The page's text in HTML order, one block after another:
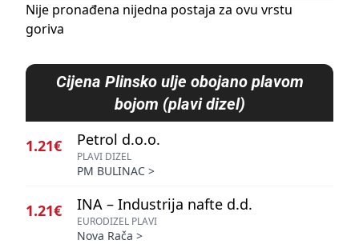
Nije pronađena nijedna postaja za ovu vrstu
goriva
Cijena Plinsko ulje obojano plavom
bojom (plavi dizel)
1.21€ Petrol d.o.o.
PLAVI DIZEL
PM BULINAC >
1.21€ INA – Industrija nafte d.d.
EURODIZEL PLAVI
Nova Rača >